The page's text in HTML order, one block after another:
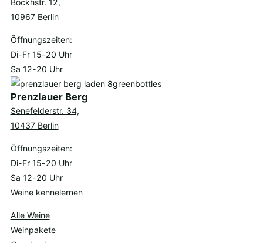
10967 Berlin
Öffnungszeiten:
Di-Fr 15-20 Uhr
Sa 12-20 Uhr
Prenzlauer Berg
Senefelderstr. 34,
10437 Berlin
Öffnungszeiten:
Di-Fr 15-20 Uhr
Sa 12-20 Uhr
Weine kennelernen
Alle Weine
Weinpakete